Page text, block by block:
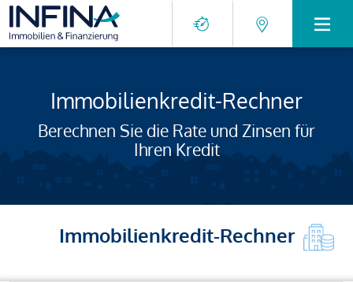
Immobilienkredit-Rechner
Berechnen Sie die Rate und Zinsen für
Ihren Kredit
Immobilienkredit-Rechner